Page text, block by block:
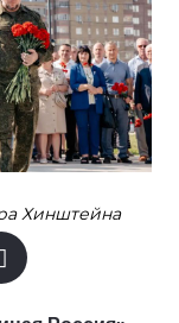
Хинштейна